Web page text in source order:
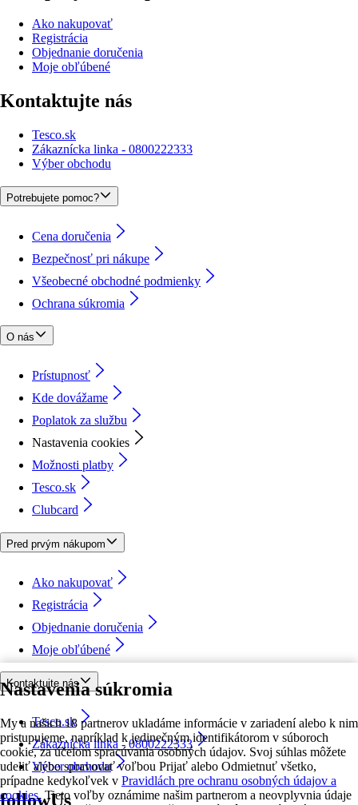
Nastavenia súkromia
My a našich 18 partnerov ukladáme informácie v zariadení alebo k nim
pristupujeme, napríklad k jedinečným identifikátorom v súboroch
cookie, za účelom spracúvania osobných údajov. Svoj súhlas môžete
udeliť alebo spravovať voľbou Prijať alebo Odmietnuť všetko,
prípadne kedykoľvek v Pravidlách pre ochranu osobných údajov a
cookies. Tieto voľby oznámime našim partnerom a neovplyvnia údaje
Ako nakupovať
Registrácia
Objednanie doručenia
Moje obľúbené
Kontaktujte nás
Tesco.sk
Zákaznícka linka - 0800222333
Výber obchodu
Potrebujete pomoc?
Cena doručenia
Bezpečnosť pri nákupe
Všeobecné obchodné podmienky
Ochrana súkromia
O nás
Prístupnosť
Kde dovážame
Poplatok za službu
Nastavenia cookies
Možnosti platby
Tesco.sk
Clubcard
Pred prvým nákupom
Ako nakupovať
Registrácia
Objednanie doručenia
Moje obľúbené
Kontaktujte nás
Tesco.sk
Zákaznícka linka - 0800222333
Výber obchodu
followUs